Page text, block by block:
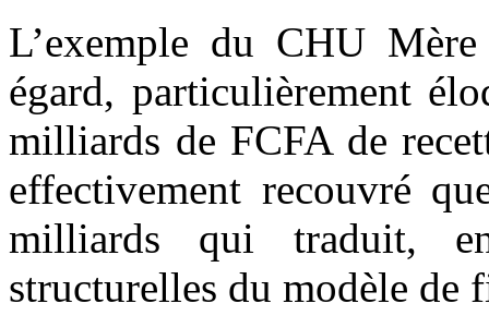
L’exemple du CHU
égard, particulièrement
milliards de FCFA de
effectivement recouvré
milliards qui traduit,
structurelles du modèle de